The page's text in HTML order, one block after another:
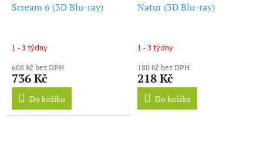
Scream 6 (3D Blu-ray)
1 - 3 týdny
608 Kč bez DPH
736 Kč
Do košíku
Natur (3D Blu-ray)
1 - 3 týdny
180 Kč bez DPH
218 Kč
Do košíku